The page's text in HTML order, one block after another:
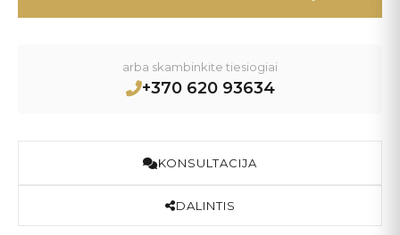
arba skambinkite tiesiogiai
+370 620 93634
KONSULTACIJA
DALINTIS